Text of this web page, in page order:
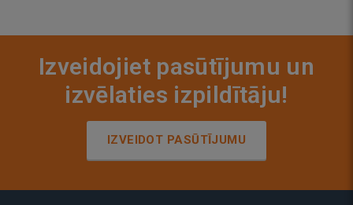
Izveidojiet pasūtījumu un
izvēlaties izpildītāju!
IZVEIDOT PASŪTĪJUMU